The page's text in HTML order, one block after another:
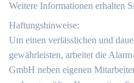
Weitere Informationen erhalten
Haftungshinweise:
Um einen verlässlichen und
gewährleisten, arbeitet die
GmbH neben eigenen